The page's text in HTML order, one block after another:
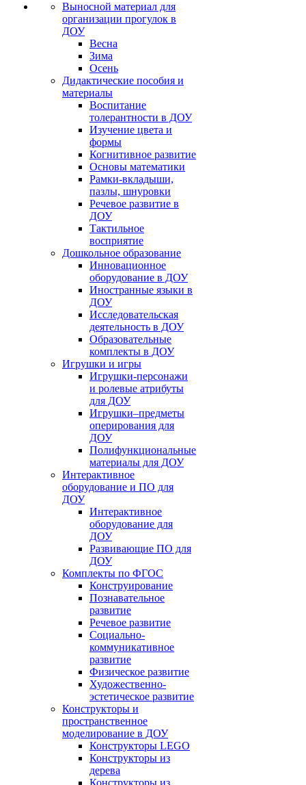
Выносной материал для
организации прогулок в
ДОУ
Весна
Зима
Осень
Дидактические пособия и
материалы
Воспитание
толерантности в ДОУ
Изучение цвета и
формы
Когнитивное развитие
Основы математики
Рамки-вкладыши,
пазлы, шнуровки
Речевое развитие в
ДОУ
Тактильное
восприятие
Дошкольное образование
Инновационное
оборудование в ДОУ
Иностранные языки в
ДОУ
Исследовательская
деятельность в ДОУ
Образовательные
комплекты в ДОУ
Игрушки и игры
Игрушки-персонажи
и ролевые атрибуты
для ДОУ
Игрушки–предметы
оперирования для
ДОУ
Полифункциональные
материалы для ДОУ
Интерактивное
оборудование и ПО для
ДОУ
Интерактивное
оборудование для
ДОУ
Развивающие ПО для
ДОУ
Комплекты по ФГОС
Конструирование
Познавательное
развитие
Речевое развитие
Социально-
коммуникативное
развитие
Физическое развитие
Художественно-
эстетическое развитие
Конструкторы и
пространственное
моделирование в ДОУ
Конструкторы LEGO
Конструкторы из
дерева
Конструкторы из